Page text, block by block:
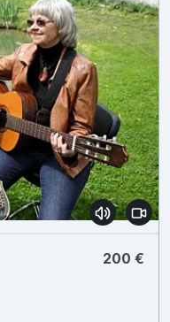
200 €